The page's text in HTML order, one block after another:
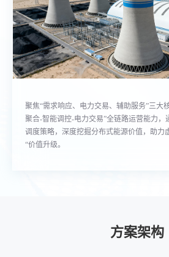
聚焦“需求响应、电力交易、辅助服务”三大
聚合-智能调控-电力交易”全链路运营能力，
调度策略，深度挖掘分布式能源价值，助力
“价值升级。
方案架构